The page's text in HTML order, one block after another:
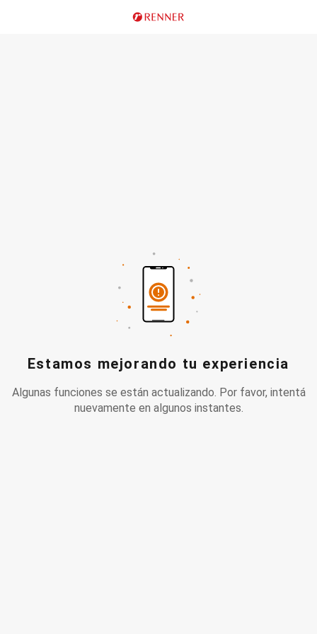
Estamos mejorando tu experiencia
Algunas funciones se están actualizando. Por favor, intentá
nuevamente en algunos instantes.